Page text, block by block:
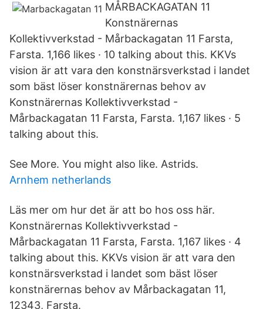
MÅRBACKAGATAN 11
Konstnärernas
Kollektivverkstad - Mårbackagatan 11 Farsta,
Farsta. 1,166 likes · 10 talking about this. KKVs
vision är att vara den konstnärsverkstad i landet
som bäst löser konstnärernas behov av
Konstnärernas Kollektivverkstad -
Mårbackagatan 11 Farsta, Farsta. 1,167 likes · 5
talking about this.
See More. You might also like. Astrids.
Arnhem netherlands
Läs mer om hur det är att bo hos oss här.
Konstnärernas Kollektivverkstad -
Mårbackagatan 11 Farsta, Farsta. 1,167 likes · 4
talking about this. KKVs vision är att vara den
konstnärsverkstad i landet som bäst löser
konstnärernas behov av Mårbackagatan 11,
12343, Farsta.